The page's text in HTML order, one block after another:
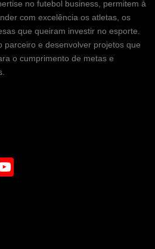
no futebol business, permitem à
com excelência os atletas, os
que queiram investir no esporte.
parceiro e desenvolver projetos que
o cumprimento de metas e